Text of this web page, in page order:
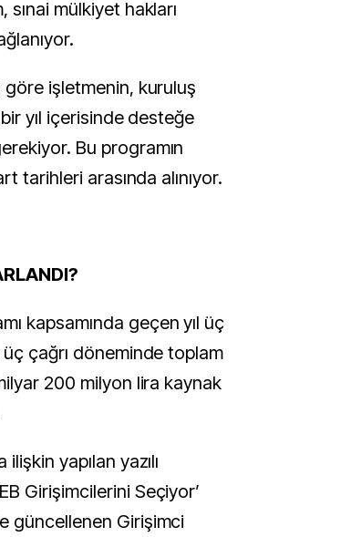
sınai mülkiyet hakları
göre işletmenin, kuruluş
yıl içerisinde desteğe
Bu programın
tarihleri arasında alınıyor.
kapsamında geçen yıl üç
üç çağrı döneminde toplam
200 milyon lira kaynak
yapılan yazılı
Girişimcilerini Seçiyor’
güncellenen Girişimci